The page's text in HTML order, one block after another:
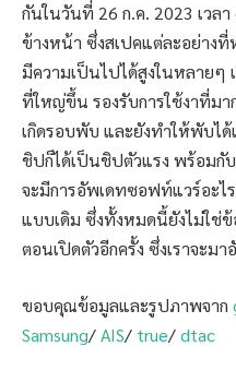
กันในวันที่ 26 ก.ค. 2023 เวลา
ข้างหน้า ซึ่งสเปคแต่ละอย่าง
มีความเป็นไปได้สูงในหลายๆ
ที่ใหญ่ขึ้น รองรับการใช้งาที่ม
เกิดรอบพับ และยังทำให้พับไ
ชิปก็ได้เป็นชิปตัวแรง พร้อมกั
จะมีการอัพเดทซอฟท์แวร์อะไ
แบบเดิม ซึ่งทั้งหมดนี้ยังไม่ใช่
ตอนเปิดตัวอีกครั้ง ซึ่งเราจะม
ขอบคุณข้อมูลและรูปภาพจาก
Samsung/AIS/ true/dtac